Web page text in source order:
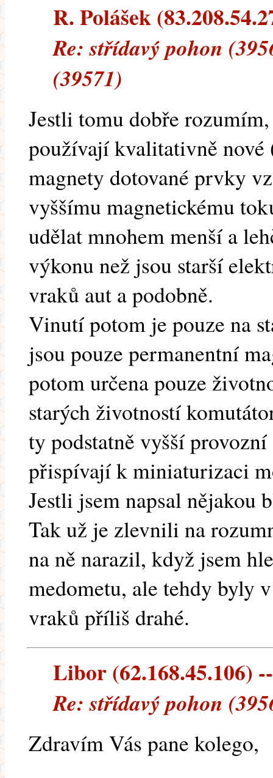
R. Polášek
Re: střídavý pohon
(39571)
Jestli tomu dobře
používají kvalitativně nové
magnety dotované prvky
vyššímu magnetickému
udělat mnohem menší a
výkonu než jsou starší
vraků aut a podobně.
Vinutí potom je pouze na
jsou pouze permanentní
potom určena pouze
starých životností
ty podstatně vyšší
přispívají k miniaturizaci
Jestli jsem napsal nějakou
Tak už je zlevnili na
na ně narazil, když jsem
medometu, ale tehdy byly
vraků příliš drahé.
Libor (62.168.45.106)
Re: střídavý pohon
Zdravím Vás pane kolego,